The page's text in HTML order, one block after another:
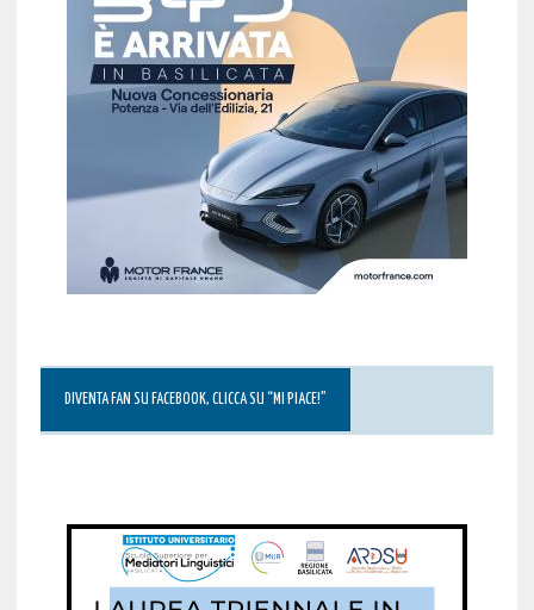
DIVENTA FAN SU FACEBOOK, CLICCA SU “MI PIACE!”